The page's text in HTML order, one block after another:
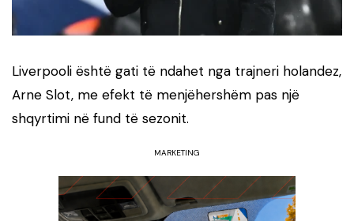
Liverpooli është gati të ndahet nga trajneri holandez,
Arne Slot, me efekt të menjëhershëm pas një
shqyrtimi në fund të sezonit.
MARKETING